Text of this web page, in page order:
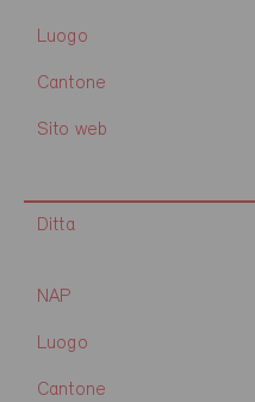
Luogo
Cantone
Sito web
Ditta
NAP
Luogo
Cantone